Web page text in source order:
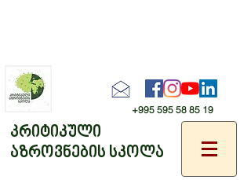
+995 595 58 85 19
კრიტიკული
აზროვნების სკოლა